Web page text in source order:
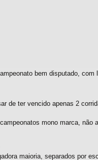
bem disputado,
de ter vencido apenas 2
mono marca, não
maioria, separados por